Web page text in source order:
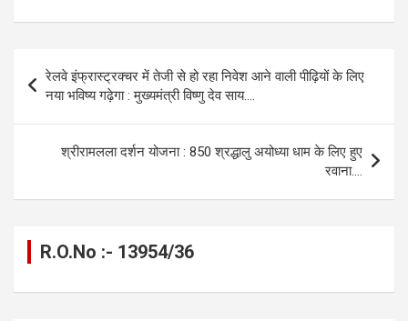
ce
b
o
o
k
se
g
er
at
s
A
p
p
e
gr
a
m
ail py
Li
n
k
ar
e
Post
navigation
रेलवे इंफ्रास्ट्रक्चर में तेजी से हो रहा निवेश आने वाली पीढ़ियों के लिए
नया भविष्य गढ़ेगा : मुख्यमंत्री विष्णु देव साय….
श्रीरामलला दर्शन योजना : 850 श्रद्धालु अयोध्या धाम के लिए हुए
रवाना….
R.O.No :- 13954/36